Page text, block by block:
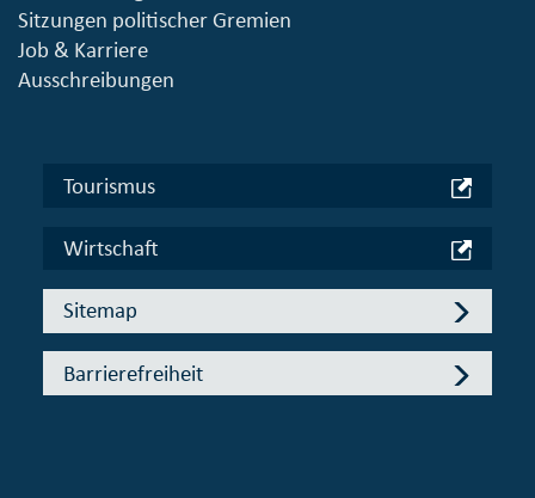
Sitzungen politischer Gremien
Job & Karriere
Ausschreibungen
Tourismus
Wirtschaft
Sitemap
Barrierefreiheit